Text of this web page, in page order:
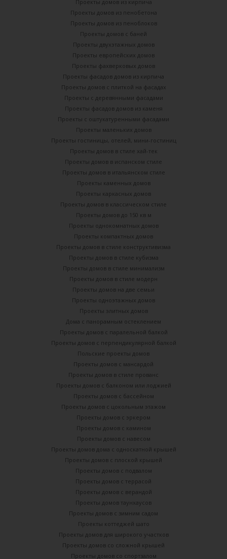
Проекты домов из кирпича
Проекты домов из пенобетона
Проекты домов из пеноблоков
Проекты домов с баней
Проекты двухэтажных домов
Проекты европейских домов
Проекты фахверковых домов
Проекты фасадов домов из кирпича
Проекты домов с плиткой на фасадах
Проекты с деревянными фасадами
Проекты фасадов домов из каменя
Проекты с оштукатуренными фасадами
Проекты маленьких домов
Проекты гостиницы, отелей, мини-гостиниц
Проекты домов в стиле хай-тек
Проекты домов в испанском стиле
Проекты домов в итальянском стиле
Проекты каменных домов
Проекты каркасных домов
Проекты домов в классическом стиле
Проекты домов до 150 кв м
Проекты однокомнатных домов
Проекты компактных домов
Проекты домов в стиле конструктивизма
Проекты домов в стиле кубизма
Проекты домов в стиле минимализм
Проекты домов в стиле модерн
Проекты домов на две семьи
Проекты одноэтажных домов
Проекты элитных домов
Дома с панорамным остеклением
Проекты домов с паралельной балкой
Проекты домов с перпендикулярной балкой
Польские проекты домов
Проекты домов с мансардой
Проекты домов в стиле прованс
Проекты домов с балконом или лоджией
Проекты домов с бассейном
Проекты домов с цокольным этажом
Проекты домов с эркером
Проекты домов с камином
Проекты домов с навесом
Проекты домов дома с односкатной крышей
Проекты домов с плоской крышей
Проекты домов с подвалом
Проекты домов с террасой
Проекты домов с верандой
Проекты домов таунхаусов
Проекты домов с зимним садом
Проекты коттеджей шато
Проекты домов для широкого участков
Проекты домов со сложной крышей
Проекты домов со спортзалом